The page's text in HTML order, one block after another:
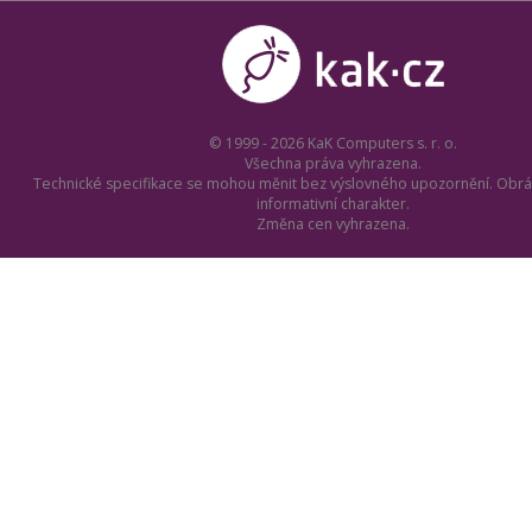
© 1999 - 2026 KaK Computers s. r. o.
Všechna práva vyhrazena.
Technické specifikace se mohou měnit bez výslovného upozornění.
informativní charakter.
Změna cen vyhrazena.